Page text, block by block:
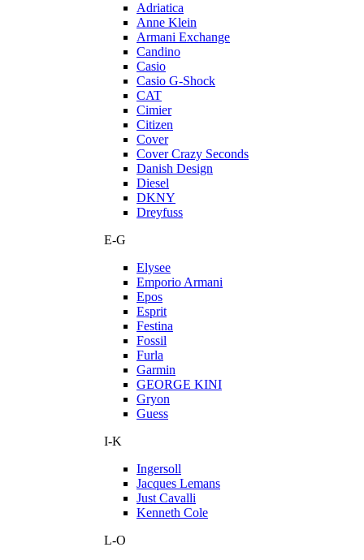
Adriatica
Anne Klein
Armani Exchange
Candino
Casio
Casio G-Shock
CAT
Cimier
Citizen
Cover
Cover Crazy Seconds
Danish Design
Diesel
DKNY
Dreyfuss
E-G
Elysee
Emporio Armani
Epos
Esprit
Festina
Fossil
Furla
Garmin
GEORGE KINI
Gryon
Guess
I-K
Ingersoll
Jacques Lemans
Just Cavalli
Kenneth Cole
L-O